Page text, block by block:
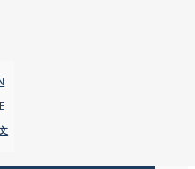
au pied de page